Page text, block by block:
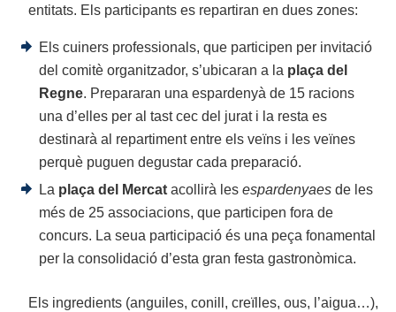
entitats. Els participants es repartiran en dues zones:
Els cuiners professionals, que participen per invitació
del comitè organitzador, s’ubicaran a la plaça del
Regne. Prepararan una espardenyà de 15 racions
una d’elles per al tast cec del jurat i la resta es
destinarà al repartiment entre els veïns i les veïnes
perquè puguen degustar cada preparació.
La plaça del Mercat acollirà lesespardenyaes de les
més de 25 associacions, que participen fora de
concurs. La seua participació és una peça fonamental
per la consolidació d’esta gran festa gastronòmica.
Els ingredients (anguiles, conill, creïlles, ous, l’aigua…),